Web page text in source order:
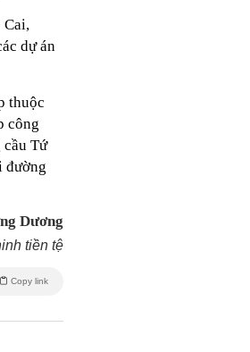
Cai,
dự án
thuộc
công
cầu Tứ
đường
Dương
tiền tệ
Copy link